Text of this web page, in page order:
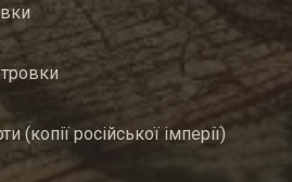
(копії російської імперії)